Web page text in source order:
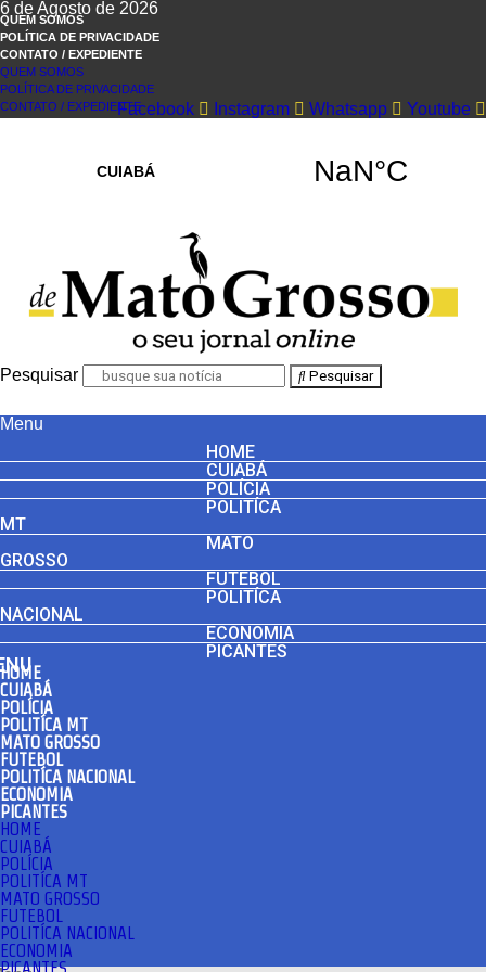
6 de Agosto de 2026
QUEM SOMOS
POLÍTICA DE PRIVACIDADE
CONTATO / EXPEDIENTE
QUEM SOMOS
POLÍTICA DE PRIVACIDADE
CONTATO / EXPEDIENTEFacebook Instagram Whatsapp Youtube
Pesquisar Pesquisar
Menu
HOME
CUIABÁ
POLÍCIA
POLITÍCA
MT
MATO
GROSSO
FUTEBOL
POLITÍCA
NACIONAL
ECONOMIA
PICANTES
HOME
CUIABÁ
POLÍCIA
POLITÍCA MT
MATO GROSSO
FUTEBOL
POLITÍCA NACIONAL
ECONOMIA
PICANTES
HOME
CUIABÁ
POLÍCIA
POLITÍCA MT
MATO GROSSO
FUTEBOL
POLITÍCA NACIONAL
ECONOMIA
PICANTES